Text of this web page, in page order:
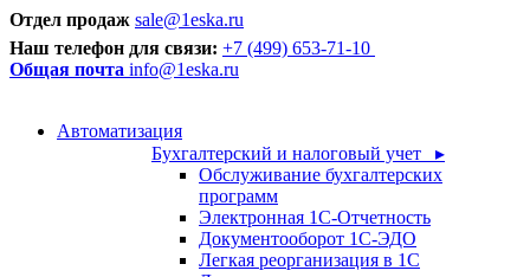
Отдел продаж sale@1eska.ru
Наш телефон для связи: +7 (499) 653-71-10
Общая почта info@1eska.ru
Автоматизация
Бухгалтерский и налоговый учет ▸
Обслуживание бухгалтерских
программ
Электронная 1С-Отчетность
Документооборот 1С-ЭДО
Легкая реорганизация в 1С